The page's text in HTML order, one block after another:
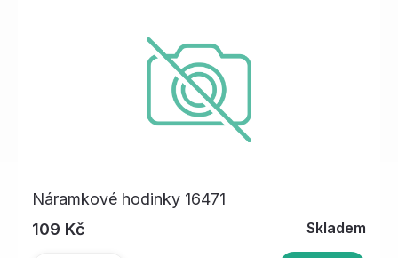
Náramkové hodinky 16471
109 Kč
Skladem